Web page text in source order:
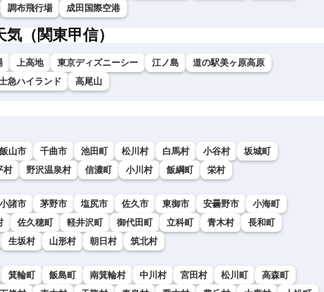
調布飛行場 成田国際空港
（関東甲信）
上高地 東京ディズニーシー 江ノ島
道の駅美ヶ原高原
急ハイランド 高尾山
飯山市 千曲市 池田町 松川村 白馬村 小谷村
坂城町
村 野沢温泉村 信濃町 小川村 飯綱町 栄村
小諸市 茅野市 塩尻市 佐久市 東御市 安曇野市
小海町
佐久穂町 軽井沢町 御代田町 立科町 青木村
長和町
生坂村 山形村 朝日村 筑北村
箕輪町 飯島町 南箕輪村 中川村 宮田村 松川町
高森町